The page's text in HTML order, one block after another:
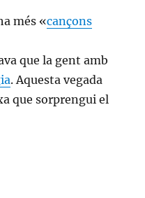
més «cançons
que la gent amb
. Aquesta vegada
que sorprengui el